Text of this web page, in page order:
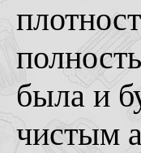
была и
чистым